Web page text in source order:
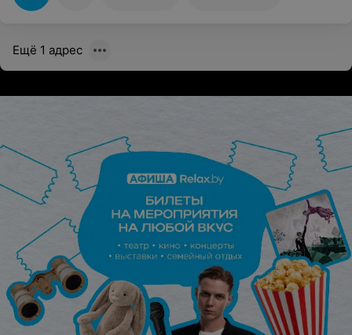
Ещё 1 адрес